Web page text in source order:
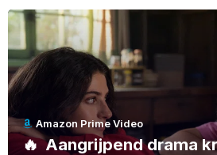
Amazon Prime Video
🔥Aangrijpend drama